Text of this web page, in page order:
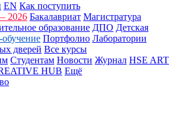
EN Как поступить
2026 Бакалавриат Магистратура
образование ДПО Детская
Портфолио Лаборатории
дверей Все курсы
Студентам Новости Журнал HSE ART
HUB Ещё